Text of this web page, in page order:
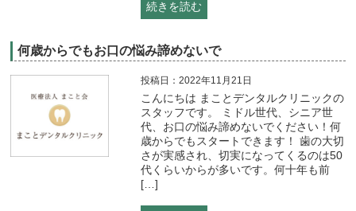
続きを読む
何歳からでもお口の悩み諦めないで
投稿日：2022年11月21日
こんにちは まことデンタルクリニックの
スタッフです。 ミドル世代、シニア世
代、お口の悩み諦めないでください！何
歳からでもスタートできます！ 歯の大切
さが実感され、切実になってくるのは50
代くらいからが多いです。何十年も前
[…]